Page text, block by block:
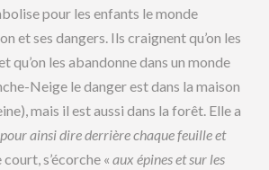
pour les enfants le monde
et ses dangers. Ils craignent qu’on les
qu’on les abandonne dans un monde
Neige le danger est dans la maison
mais il est aussi dans la forêt. Elle a
ainsi dire derrière chaque feuille et
court, s’écorche «aux épines et sur les